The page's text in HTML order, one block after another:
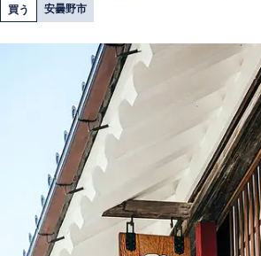
買う 安曇野市